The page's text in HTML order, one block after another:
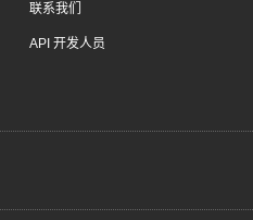
联系我们
API 开发人员